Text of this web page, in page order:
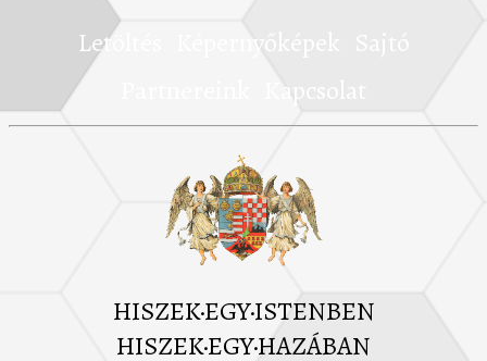
Letöltés
Képernyőképek
Kapcsolat
HISZEK·EGY·ISTENBEN
HISZEK·EGY·HAZÁBAN